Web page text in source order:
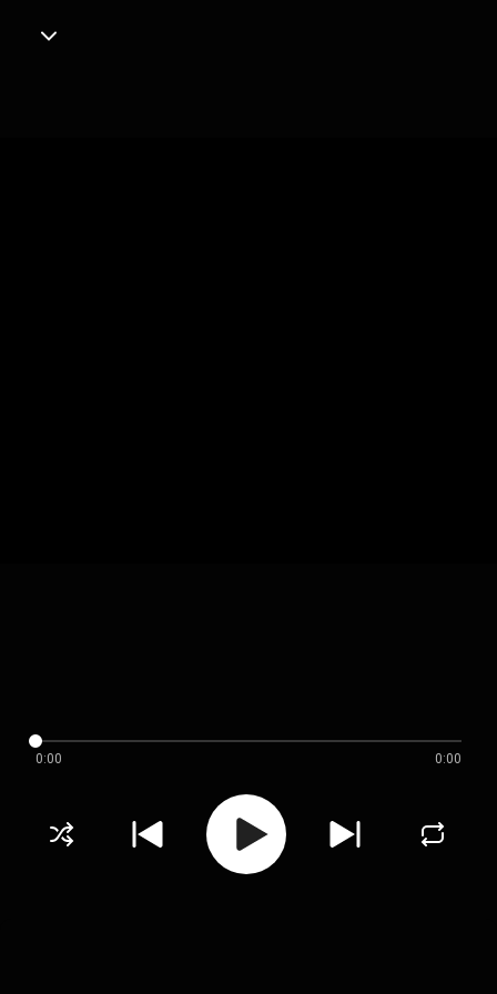
0:00 0:00